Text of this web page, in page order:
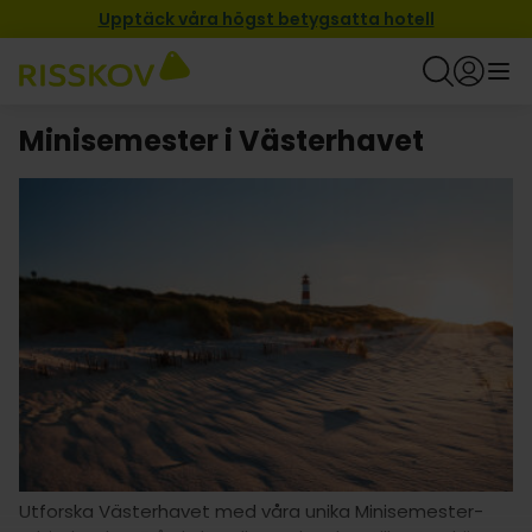
Upptäck våra högst betygsatta hotell
Minisemester i Västerhavet
Utforska Västerhavet med våra unika Minisemester-